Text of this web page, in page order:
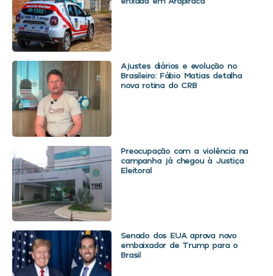
Ajustes diários e evolução no
Brasileiro: Fábio Matias detalha
nova rotina do CRB
Preocupação com a violência na
campanha já chegou à Justiça
Eleitoral
Senado dos EUA aprova novo
embaixador de Trump para o
Brasil